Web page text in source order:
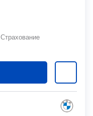
Страхование